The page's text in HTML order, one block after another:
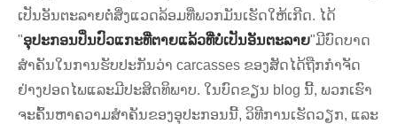
ເປັນອັນຕະລາຍຕໍ່ສິ່ງແວດລ້ອມທີ່ພວກມັນເຮັດໃຫ້ເກີດ. ໄດ້
"ອຸປະກອນປິ່ນປົວແກະທີ່ຕາຍແລ້ວທີ່ບໍ່ເປັນອັນຕະລາຍ"ມີບົດບາດ
ສໍາຄັນໃນການຮັບປະກັນວ່າ carcasses ຂອງສັດໄດ້ຖືກກໍາຈັດ
ຢ່າງປອດໄພແລະມີປະສິດທິພາບ. ໃນບົດຂຽນ blog ນີ້, ພວກເຮົາ
ຈະຄົ້ນຫາຄວາມສໍາຄັນຂອງອຸປະກອນນີ້, ວິທີການເຮັດວຽກ, ແລະ